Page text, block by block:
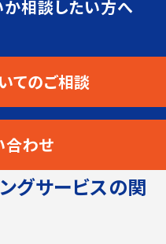
相談したい方へ
てのご相談
合わせ
グサービスの関